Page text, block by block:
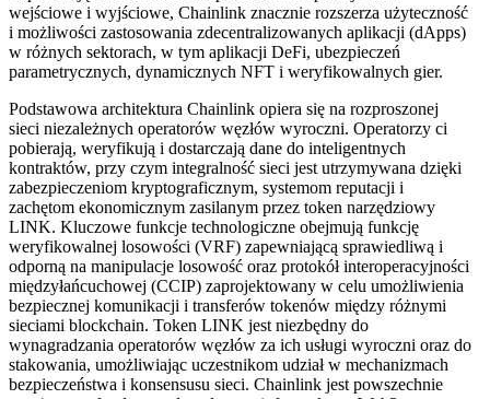
wejściowe i wyjściowe, Chainlink znacznie rozszerza użyteczność
i możliwości zastosowania zdecentralizowanych aplikacji (dApps)
w różnych sektorach, w tym aplikacji DeFi, ubezpieczeń
parametrycznych, dynamicznych NFT i weryfikowalnych gier.
Podstawowa architektura Chainlink opiera się na rozproszonej
sieci niezależnych operatorów węzłów wyroczni. Operatorzy ci
pobierają, weryfikują i dostarczają dane do inteligentnych
kontraktów, przy czym integralność sieci jest utrzymywana dzięki
zabezpieczeniom kryptograficznym, systemom reputacji i
zachętom ekonomicznym zasilanym przez token narzędziowy
LINK. Kluczowe funkcje technologiczne obejmują funkcję
weryfikowalnej losowości (VRF) zapewniającą sprawiedliwą i
odporną na manipulacje losowość oraz protokół interoperacyjności
międzyłańcuchowej (CCIP) zaprojektowany w celu umożliwienia
bezpiecznej komunikacji i transferów tokenów między różnymi
sieciami blockchain. Token LINK jest niezbędny do
wynagradzania operatorów węzłów za ich usługi wyroczni oraz do
stakowania, umożliwiając uczestnikom udział w mechanizmach
bezpieczeństwa i konsensusu sieci. Chainlink jest powszechnie